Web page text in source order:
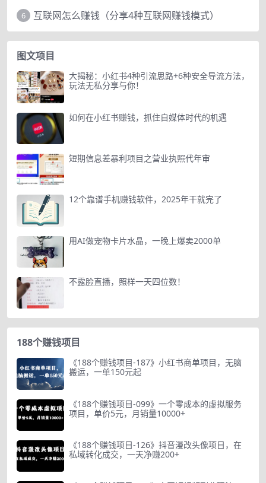
6 互联网怎么赚钱（分享4种互联网赚钱模式）
图文项目
大揭秘：小红书4种引流思路+6种安全导流方法，
玩法无私分享与你！
如何在小红书赚钱，抓住自媒体时代的机遇
短期信息差暴利项目之营业执照代年审
12个靠谱手机赚钱软件，2025年干就完了
用AI做宠物卡片水晶，一晚上爆卖2000单
不露脸直播，照样一天四位数！
188个赚钱项目
《188个赚钱项目-187》小红书商单项目，无脑
搬运，一单150元起
《188个赚钱项目-099》一个零成本的虚拟服务
项目，单价5元，月销量10000+
《188个赚钱项目-126》抖音漫改头像项目，在
私域转化成交，一天净赚200+